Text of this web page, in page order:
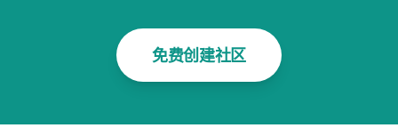
免费创建社区